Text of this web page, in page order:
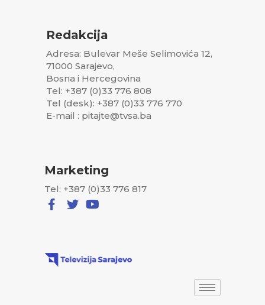
Redakcija
Adresa: Bulevar Meše Selimovića 12,
71000 Sarajevo,
Bosna i Hercegovina
Tel: +387 (0)33 776 808
Tel (desk): +387 (0)33 776 770
E-mail : pitajte@tvsa.ba
Marketing
Tel: +387 (0)33 776 817